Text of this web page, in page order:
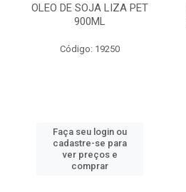
OLEO DE SOJA LIZA PET
900ML
Código: 19250
Faça seu login ou
cadastre-se para
ver preços e
comprar